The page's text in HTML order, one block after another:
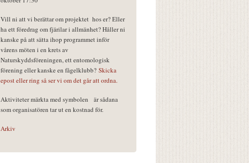
Vill ni att vi berättar om projektet hos er? Eller
ha ett föredrag om fjärilar i allmänhet? Håller ni
kanske på att sätta ihop programmet inför
vårens möten i en krets av
Naturskyddsföreningen, ett entomologisk
förening eller kanske en fågelklubb? Skicka
epost eller ring så ser vi om det går att ordna.
Aktiviteter märkta med symbolen
är sådana
som organisatören tar ut en kostnad för.
Arkiv